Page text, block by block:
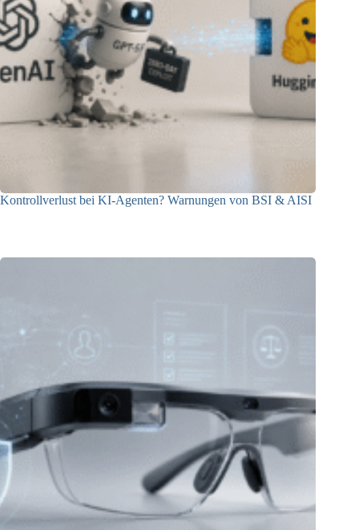
Kontrollverlust bei KI-Agenten? Warnungen von BSI & AISI